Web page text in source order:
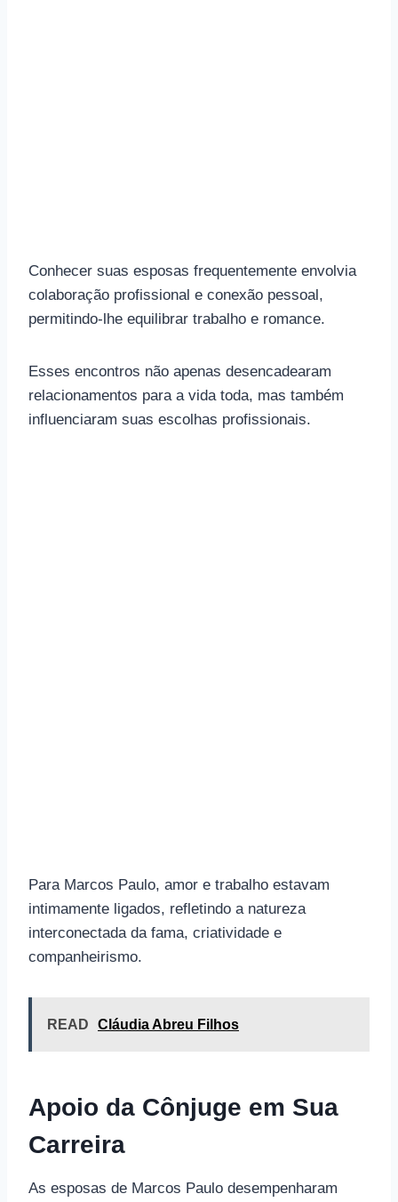
Conhecer suas esposas frequentemente envolvia
colaboração profissional e conexão pessoal,
permitindo-lhe equilibrar trabalho e romance.
Esses encontros não apenas desencadearam
relacionamentos para a vida toda, mas também
influenciaram suas escolhas profissionais.
Para Marcos Paulo, amor e trabalho estavam
intimamente ligados, refletindo a natureza
interconectada da fama, criatividade e
companheirismo.
READ Cláudia Abreu Filhos
Apoio da Cônjuge em Sua
Carreira
As esposas de Marcos Paulo desempenharam